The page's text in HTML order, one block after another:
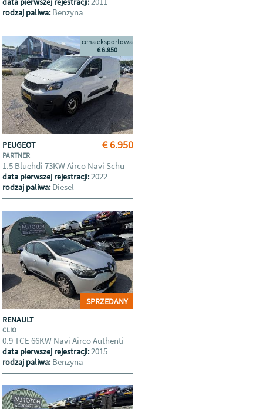
rodzaj paliwa: Benzyna
€ 6.950
cena eksportowa
€ 6.950
PEUGEOT
PARTNER
1.5 Bluehdi 73KW Airco Navi Schu
data pierwszej rejestracji:2022
rodzaj paliwa: Diesel
SPRZEDANY
RENAULT
CLIO
0.9 TCE 66KW Navi Airco Authenti
data pierwszej rejestracji:2015
rodzaj paliwa: Benzyna